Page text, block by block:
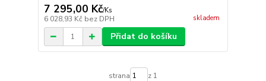
7 295,00 Kč/Ks
6 028,93 Kč bez DPH skladem
Přidat do košíku
strana z 1